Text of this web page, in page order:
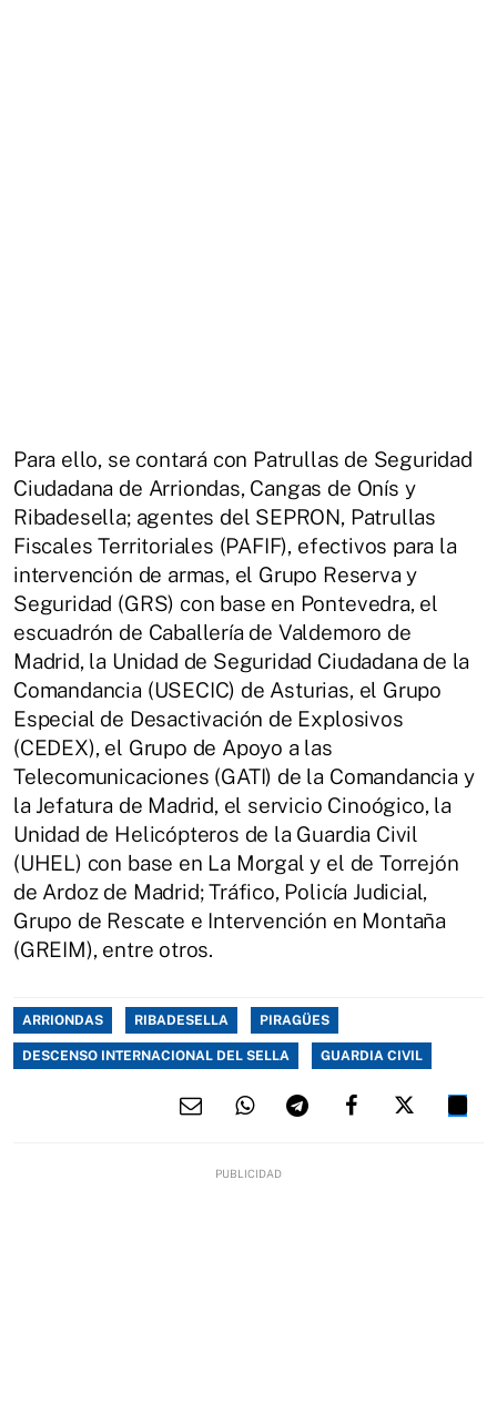
Para ello, se contará con Patrullas de Seguridad
Ciudadana de Arriondas, Cangas de Onís y
Ribadesella; agentes del SEPRON, Patrullas
Fiscales Territoriales (PAFIF), efectivos para la
intervención de armas, el Grupo Reserva y
Seguridad (GRS) con base en Pontevedra, el
escuadrón de Caballería de Valdemoro de
Madrid, la Unidad de Seguridad Ciudadana de la
Comandancia (USECIC) de Asturias, el Grupo
Especial de Desactivación de Explosivos
(CEDEX), el Grupo de Apoyo a las
Telecomunicaciones (GATI) de la Comandancia y
la Jefatura de Madrid, el servicio Cinoógico, la
Unidad de Helicópteros de la Guardia Civil
(UHEL) con base en La Morgal y el de Torrejón
de Ardoz de Madrid; Tráfico, Policía Judicial,
Grupo de Rescate e Intervención en Montaña
(GREIM), entre otros.
ARRIONDAS RIBADESELLA PIRAGÜES
DESCENSO INTERNACIONAL DEL SELLA GUARDIA CIVIL